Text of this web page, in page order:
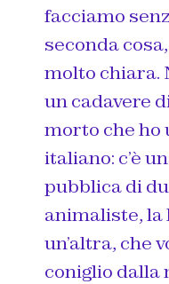
facciamo
seconda
molto chiara.
un cadavere
morto che ho
italiano: c’è
pubblica di
animaliste, la
un’altra, che
coniglio dalla